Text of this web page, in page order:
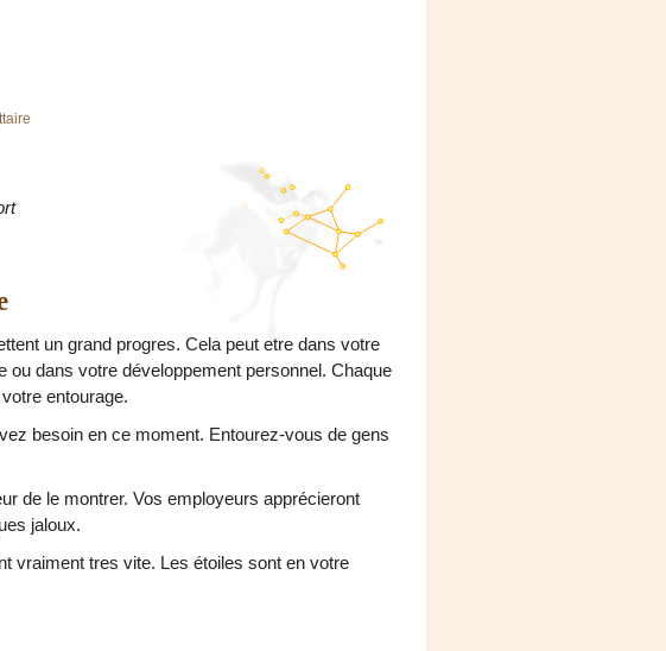
un grand progres. Cela peut etre dans votre
dans votre développement personnel. Chaque
entourage.
besoin en ce moment. Entourez-vous de gens
de le montrer. Vos employeurs apprécieront
jaloux.
vraiment tres vite. Les étoiles sont en votre